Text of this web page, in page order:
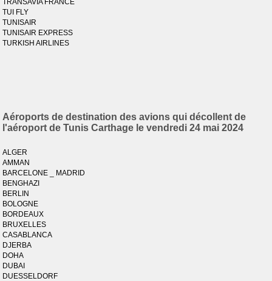
TRANSAVIA FRANCE
TUI FLY
TUNISAIR
TUNISAIR EXPRESS
TURKISH AIRLINES
Aéroports de destination des avions qui décollent de
l'aéroport de Tunis Carthage le vendredi 24 mai 2024
ALGER
AMMAN
BARCELONE _ MADRID
BENGHAZI
BERLIN
BOLOGNE
BORDEAUX
BRUXELLES
CASABLANCA
DJERBA
DOHA
DUBAI
DUESSELDORF